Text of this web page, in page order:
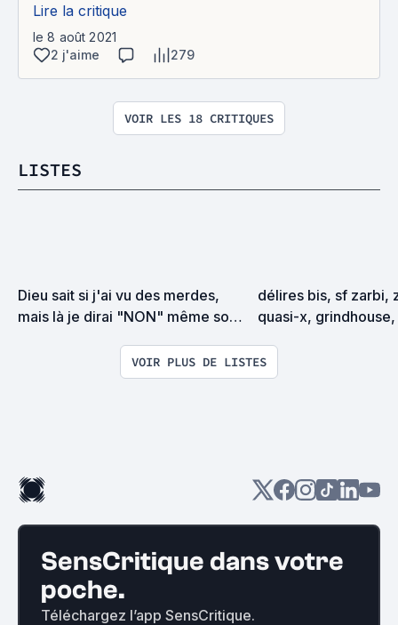
Lire la critique
le 8 août 2021
2 j'aime
279
VOIR LES 18 CRITIQUES
LISTES
Dieu sait si j'ai vu des merdes,
mais là je dirai "NON" même sous
délires bis, sf zarbi,
quasi-x,
VOIR PLUS DE LISTES
SensCritique dans votre
poche.
Téléchargez l’app SensCritique.